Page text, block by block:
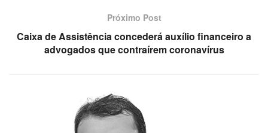
Próximo Post
Caixa de Assistência concederá auxílio financeiro a
advogados que contraírem coronavírus